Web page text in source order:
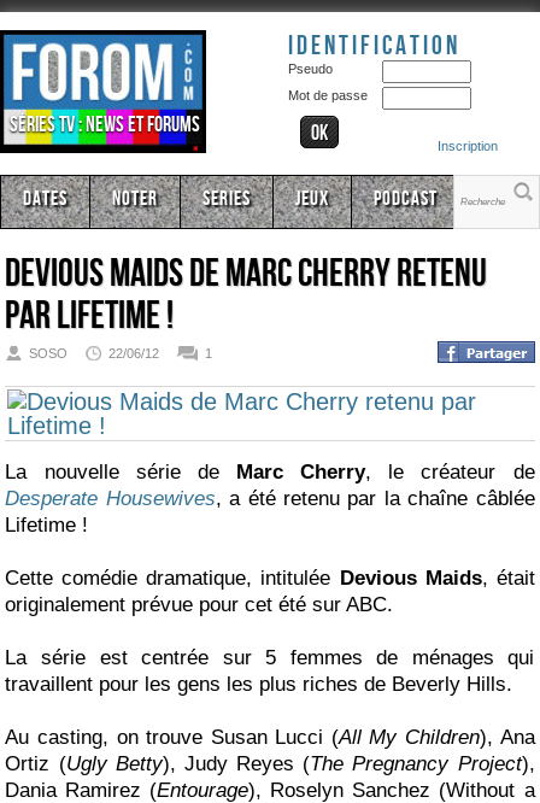
Séries TV : news et forums
Identification
Pseudo
Mot de passe
Inscription
Dates Noter Series Jeux Podcast
Devious Maids de Marc Cherry retenu
par Lifetime !
SOSO 22/06/12 1
La nouvelle série de Marc Cherry, le créateur de
Desperate Housewives, a été retenu par la chaîne câblée
Lifetime !
Cette comédie dramatique, intitulée Devious Maids, était
originalement prévue pour cet été sur ABC.
La série est centrée sur 5 femmes de ménages qui
travaillent pour les gens les plus riches de Beverly Hills.
Au casting, on trouve Susan Lucci (All My Children), Ana
Ortiz (Ugly Betty), Judy Reyes (The Pregnancy Project),
Dania Ramirez (Entourage), Roselyn Sanchez (Without a